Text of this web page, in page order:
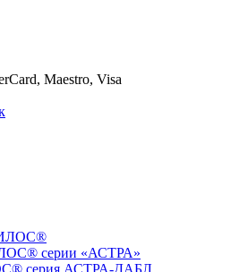
серии «АСТРА»
серия АСТРА-ДАБЛ